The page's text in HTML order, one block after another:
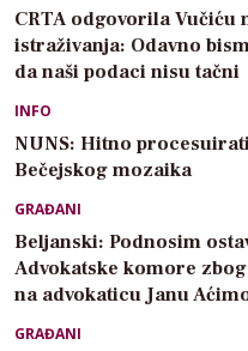
CRTA odgovorila Vučiću
istraživanja: Odavno
da naši podaci nisu tačni
INFO
NUNS: Hitno
Bečejskog mozaika
GRAĐANI
Beljanski: Podnosim
Advokatske komore
na advokaticu Janu
GRAĐANI